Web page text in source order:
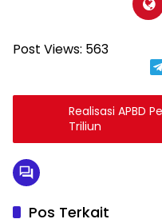
Post Views: 563
Realisasi APBD
Triliun
Pos Terkait